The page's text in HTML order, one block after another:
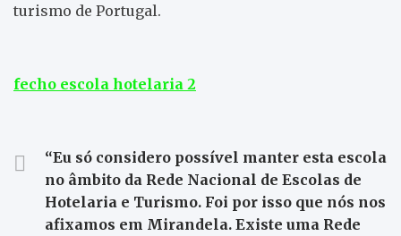
turismo de Portugal.
fecho escola hotelaria 2
“Eu só considero possível manter esta escola
no âmbito da Rede Nacional de Escolas de
Hotelaria e Turismo. Foi por isso que nós nos
afixamos em Mirandela. Existe uma Rede